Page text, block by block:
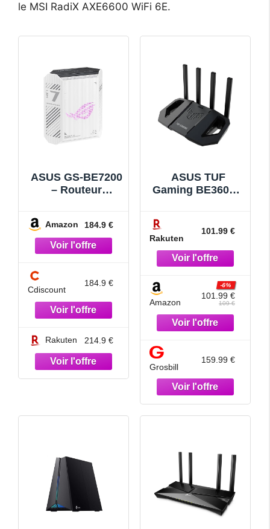
le MSI RadiX AXE6600 WiFi 6E.
ASUS GS-BE7200
– Routeur
Double Bande –
7200Mbps, 4096-
QAM, 2 Ports
Gaming,
améliorées,
réseau Gaming,
Smart Home
Master,
fonctionnalités
VPN complètes
Amazon 184.9 €
Cdiscount
184.9 €
Rakuten 214.9 €
ASUS TUF
Gaming BE3600 –
ports – 1GbE,
2.5GbE, Wi-Fi 7
Bi-bande
Rakuten
101.99 €
Amazon
101.99 €
-6%
109 €
Grosbill
159.99 €